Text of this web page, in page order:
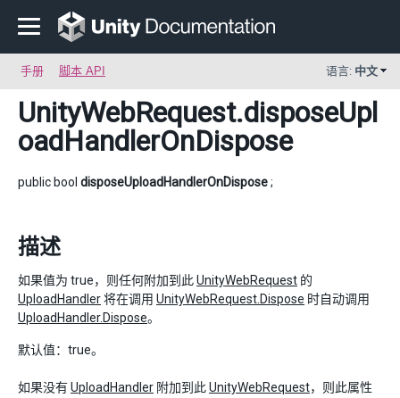
手册 脚本 API 语言: 中文
UnityWebRequest.disposeUpl
oadHandlerOnDispose
public bool disposeUploadHandlerOnDispose;
描述
如果值为 true，则任何附加到此UnityWebRequest 的
UploadHandler将在调用 UnityWebRequest.Dispose 时自动调用
UploadHandler.Dispose。
默认值：true。
如果没有UploadHandler 附加到此UnityWebRequest，则此属性